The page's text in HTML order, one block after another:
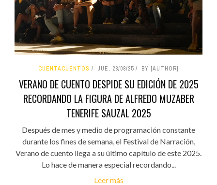
CUENTACUENTOS JUE, 28/08/25 BY [AUTHOR]
VERANO DE CUENTO DESPIDE SU EDICIÓN DE 2025
RECORDANDO LA FIGURA DE ALFREDO MUZABER
TENERIFE SAUZAL 2025
Después de mes y medio de programación constante
durante los fines de semana, el Festival de Narración,
Verano de cuento llega a su último capítulo de este 2025.
Lo hace de manera especial recordando...
Leer más